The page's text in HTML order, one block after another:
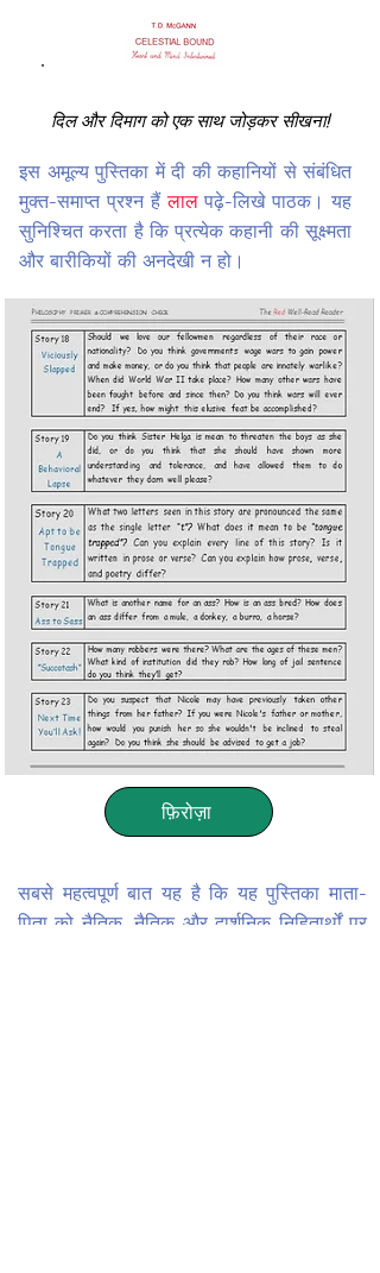
दिल और दिमाग को एक साथ जोड़कर सीखना!
इस अमूल्य पुस्तिका में दी की कहानियों से संबंधित
मुक्त-समाप्त प्रश्न हैंलालपढ़े-लिखे पाठक। यह
सुनिश्चित करता है कि प्रत्येक कहानी की सूक्ष्मता
और बारीकियों की अनदेखी न हो।
फ़िरोज़ा
सबसे महत्वपूर्ण बात यह है कि यह पुस्तिका माता-
पिता को नैतिक, नैतिक और दार्शनिक निहितार्थों पर